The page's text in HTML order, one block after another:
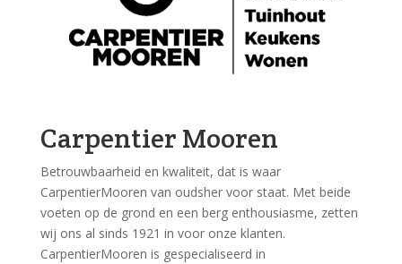
Carpentier Mooren
Betrouwbaarheid en kwaliteit, dat is waar
CarpentierMooren van oudsher voor staat. Met beide
voeten op de grond en een berg enthousiasme, zetten
wij ons al sinds 1921 in voor onze klanten.
CarpentierMooren is gespecialiseerd in